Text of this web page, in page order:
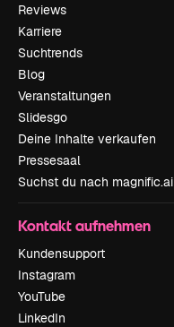
Reviews
Karriere
Suchtrends
Blog
Veranstaltungen
Slidesgo
Deine Inhalte verkaufen
Pressesaal
Suchst du nach magnific.ai
Kontakt aufnehmen
Kundensupport
Instagram
YouTube
LinkedIn